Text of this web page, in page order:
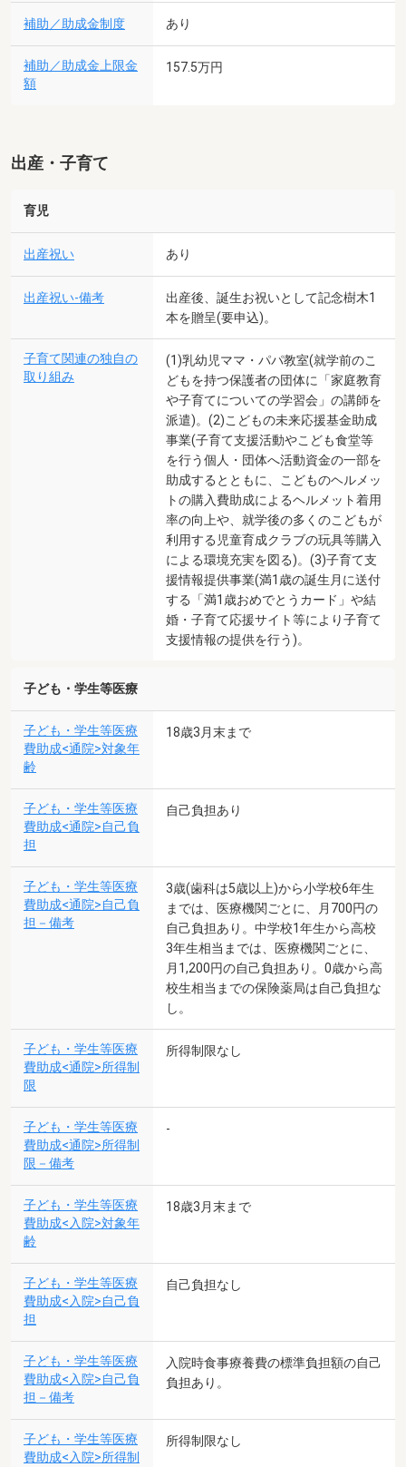
補助／助成金制度 あり
補助／助成金上限金
額
157.5万円
出産・子育て
育児
出産祝い あり
出産祝い-備考
出産後、誕生お祝いとして記念樹木1
本を贈呈(要申込)。
子育て関連の独自の
取り組み
(1)乳幼児ママ・パパ教室(就学前のこ
どもを持つ保護者の団体に「家庭教育
や子育てについての学習会」の講師を
派遣)。(2)こどもの未来応援基金助成
事業(子育て支援活動やこども食堂等
を行う個人・団体へ活動資金の一部を
助成するとともに、こどものヘルメッ
トの購入費助成によるヘルメット着用
率の向上や、就学後の多くのこどもが
利用する児童育成クラブの玩具等購入
による環境充実を図る)。(3)子育て支
援情報提供事業(満1歳の誕生月に送付
する「満1歳おめでとうカード」や結
婚・子育て応援サイト等により子育て
支援情報の提供を行う)。
子ども・学生等医療
子ども・学生等医療
費助成<通院>対象年
齢
18歳3月末まで
子ども・学生等医療
費助成<通院>自己負
担
自己負担あり
子ども・学生等医療
費助成<通院>自己負
担－備考
3歳(歯科は5歳以上)から小学校6年生
までは、医療機関ごとに、月700円の
自己負担あり。中学校1年生から高校
3年生相当までは、医療機関ごとに、
月1,200円の自己負担あり。0歳から高
校生相当までの保険薬局は自己負担な
し。
子ども・学生等医療
費助成<通院>所得制
限
所得制限なし
子ども・学生等医療
費助成<通院>所得制
限－備考
-
子ども・学生等医療
費助成<入院>対象年
齢
18歳3月末まで
子ども・学生等医療
費助成<入院>自己負
担
自己負担なし
子ども・学生等医療
費助成<入院>自己負
担－備考
入院時食事療養費の標準負担額の自己
負担あり。
子ども・学生等医療
費助成<入院>所得制
所得制限なし